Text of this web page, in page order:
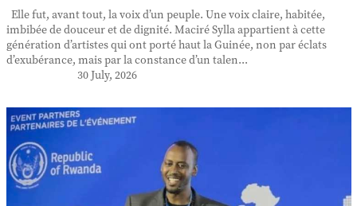
Elle fut, avant tout, la voix d’un peuple. Une voix claire, habitée,
imbibée de douceur et de dignité. Maciré Sylla appartient à cette
génération d’artistes qui ont porté haut la Guinée, non par éclats
d’exubérance, mais par la constance d’un talen...
30 July, 2026